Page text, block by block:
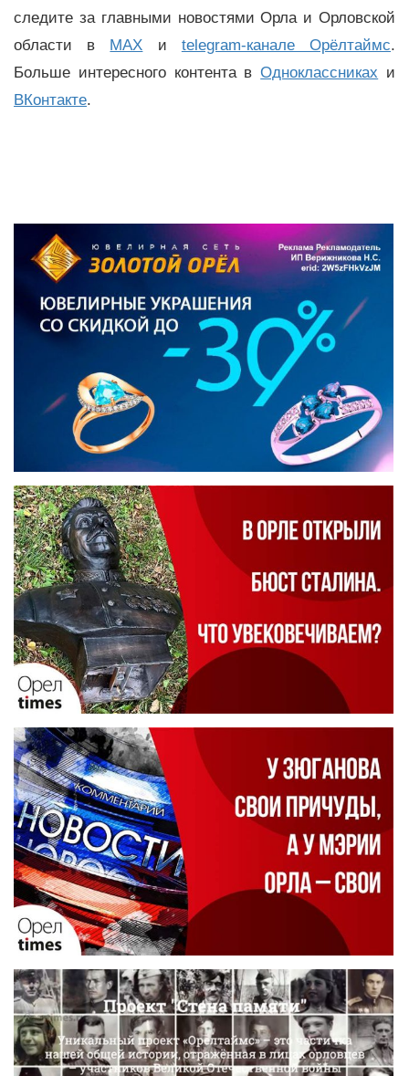
следите за главными новостями Орла и Орловской
области в MAX и telegram-канале Орёлтаймс.
Больше интересного контента вОдноклассниках и
ВКонтакте.